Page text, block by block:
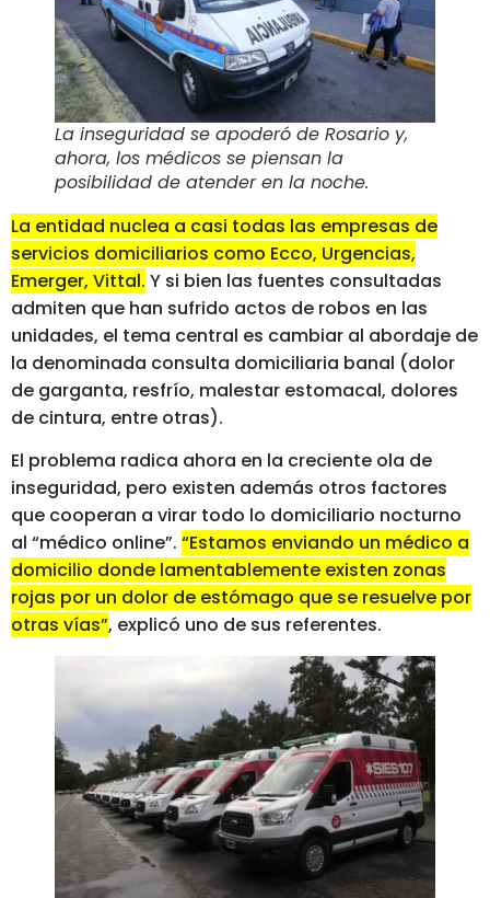
La inseguridad se apoderó de Rosario y,
ahora, los médicos se piensan la
posibilidad de atender en la noche.
La entidad nuclea a casi todas las empresas de
servicios domiciliarios como Ecco, Urgencias,
Emerger, Vittal. Y si bien las fuentes consultadas
admiten que han sufrido actos de robos en las
unidades, el tema central es cambiar al abordaje de
la denominada consulta domiciliaria banal (dolor
de garganta, resfrío, malestar estomacal, dolores
de cintura, entre otras).
El problema radica ahora en la creciente ola de
inseguridad, pero existen además otros factores
que cooperan a virar todo lo domiciliario nocturno
al “médico online”. “Estamos enviando un médico a
domicilio donde lamentablemente existen zonas
rojas por un dolor de estómago que se resuelve por
otras vías”, explicó uno de sus referentes.